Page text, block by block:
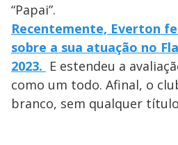
“Papai”.
Recentemente, Everton
sobre a sua atuação no
2023. E estendeu a
como um todo. Afinal, o
branco, sem qualquer